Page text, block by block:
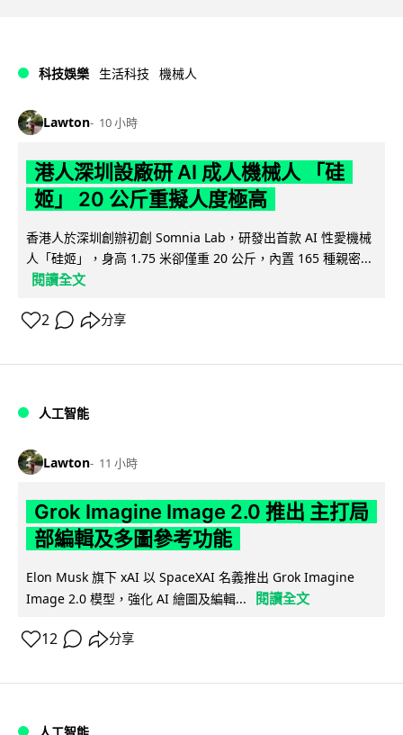
科技娛樂 生活科技 機械人
Lawton 10 小時
港人深圳設廠研 AI 成人機械人 「硅
姬」 20 公斤重擬人度極高
香港人於深圳創辦初創 Somnia Lab，研發出首款 AI 性愛機械
人「硅姬」，身高 1.75 米卻僅重 20 公斤，內置 165 種親密...
閱讀全文
2 分享
人工智能
Lawton 11 小時
Grok Imagine Image 2.0 推出 主打局
部編輯及多圖參考功能
Elon Musk 旗下 xAI 以 SpaceXAI 名義推出 Grok Imagine
Image 2.0 模型，強化 AI 繪圖及編輯...
閱讀全文
12 分享